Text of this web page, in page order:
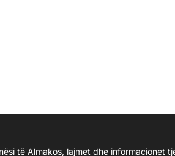
të Almakos, lajmet dhe informacionet